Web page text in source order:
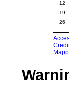
12
19
26